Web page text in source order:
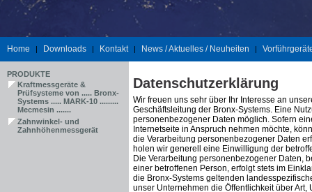
Home | Downloads | Kontakt | News / Aktuelles / Neuheiten |
PRODUKTE
Kraftmessgeräte &
Prüfsysteme von ..... Bronx-
Systems ..... MARK-10 .........
Mecmesin .......
Zahnwinkel- und
Zahnhöhenmessgerät
Datenschutzerklärung
Wir freuen uns sehr über Ihr Interesse an
Geschäftsleitung der Bronx-Systems. Eine
personenbezogener Daten möglich. Sofern
Internetseite in Anspruch nehmen möchte,
die Verarbeitung personenbezogener Daten
holen wir generell eine Einwilligung der
Die Verarbeitung personenbezogener Daten,
einer betroffenen Person, erfolgt stets im
die Bronx-Systems geltenden
unser Unternehmen die Öffentlichkeit über